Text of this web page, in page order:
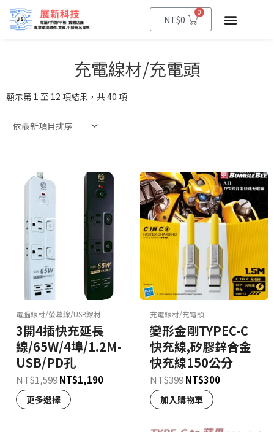
NT$0
0
充電線材/充電頭
顯示第 1 至 12 項結果，共 40 項
電腦線材/螢幕線/USB線材
3開4插快充延長
線/65W/4埠/1.2M-
USB/PD孔
NT$1,599NT$1,190
更多選擇
充電線材/充電頭
變形金剛TYPEC-C
快充線,矽膠鋅合金
快充線150公分
NT$399NT$300
加入購物車